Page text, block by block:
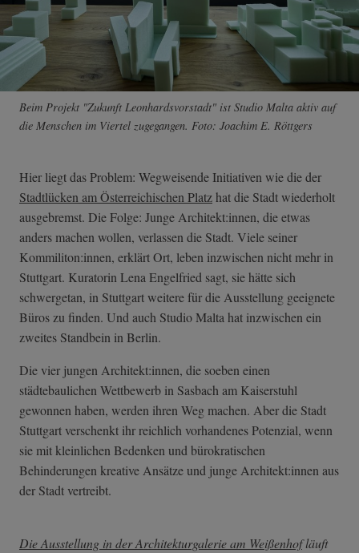
Beim Projekt "Zukunft Leonhardsvorstadt" ist Studio Malta aktiv auf
die Menschen im Viertel zugegangen. Foto: Joachim E. Röttgers
Hier liegt das Problem: Wegweisende Initiativen wie die der
Stadtlücken am Österreichischen Platzhat die Stadt wiederholt
ausgebremst. Die Folge: Junge Architekt:innen, die etwas
anders machen wollen, verlassen die Stadt. Viele seiner
Kommiliton:innen, erklärt Ort, leben inzwischen nicht mehr in
Stuttgart. Kuratorin Lena Engelfried sagt, sie hätte sich
schwergetan, in Stuttgart weitere für die Ausstellung geeignete
Büros zu finden. Und auch Studio Malta hat inzwischen ein
zweites Standbein in Berlin.
Die vier jungen Architekt:innen, die soeben einen
städtebaulichen Wettbewerb in Sasbach am Kaiserstuhl
gewonnen haben, werden ihren Weg machen. Aber die Stadt
Stuttgart verschenkt ihr reichlich vorhandenes Potenzial, wenn
sie mit kleinlichen Bedenken und bürokratischen
Behinderungen kreative Ansätze und junge Architekt:innen aus
der Stadt vertreibt.
Die Ausstellung in der Architekturgalerie am Weißenhofläuft